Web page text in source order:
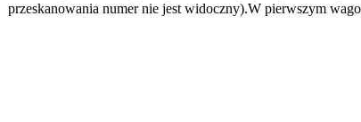
przeskanowania numer nie jest widoczny).W pierwszym